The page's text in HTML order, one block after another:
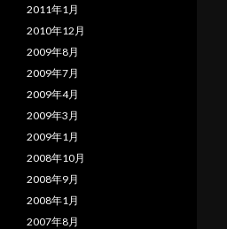
2011年1月
2010年12月
2009年8月
2009年7月
2009年4月
2009年3月
2009年1月
2008年10月
2008年9月
2008年1月
2007年8月